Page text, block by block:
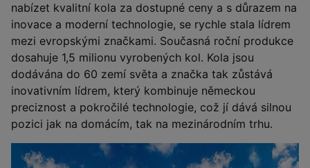
nabízet kvalitní kola za dostupné ceny a s důrazem na
inovace a moderní technologie, se rychle stala lídrem
mezi evropskými značkami. Současná roční produkce
dosahuje 1,5 milionu vyrobených kol. Kola jsou
dodávána do 60 zemí světa a značka tak zůstává
inovativním lídrem, který kombinuje německou
preciznost a pokročilé technologie, což jí dává silnou
pozici jak na domácím, tak na mezinárodním trhu.